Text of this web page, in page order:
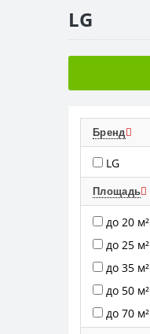
LG
Бренд
LG
Площадь
до 20 м²
до 25 м²
до 35 м²
до 50 м²
до 70 м²